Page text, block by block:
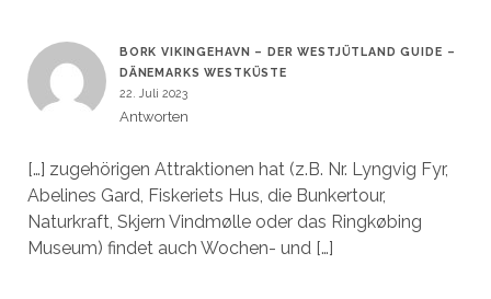
BORK VIKINGEHAVN – DER WESTJÜTLAND GUIDE –
DÄNEMARKS WESTKÜSTE
22. Juli 2023
Antworten
[…] zugehörigen Attraktionen hat (z.B. Nr. Lyngvig Fyr,
Abelines Gard, Fiskeriets Hus, die Bunkertour,
Naturkraft, Skjern Vindmølle oder das Ringkøbing
Museum) findet auch Wochen- und […]